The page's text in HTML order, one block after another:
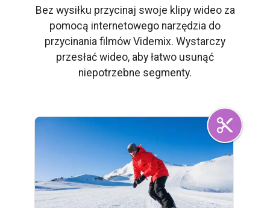
Bez wysiłku przycinaj swoje klipy wideo za
pomocą internetowego narzędzia do
przycinania filmów Videmix. Wystarczy
przesłać wideo, aby łatwo usunąć
niepotrzebne segmenty.